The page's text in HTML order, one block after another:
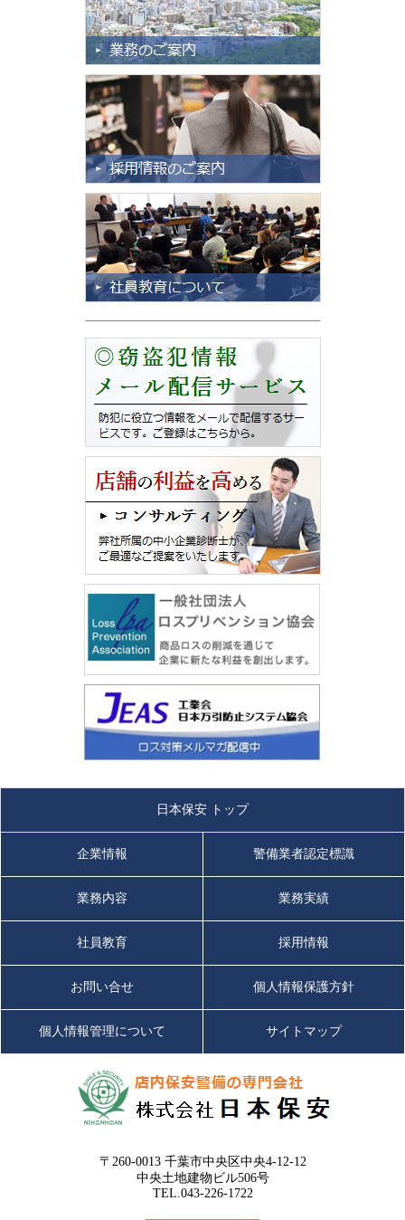
日本保安 トップ
企業情報 警備業者認定標識
業務内容 業務実績
社員教育 採用情報
お問い合せ 個人情報保護方針
個人情報管理について サイトマップ
〒260-0013 千葉市中央区中央4-12-12
中央土地建物ビル506号
TEL.043-226-1722